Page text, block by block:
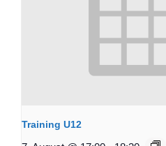
Training U12